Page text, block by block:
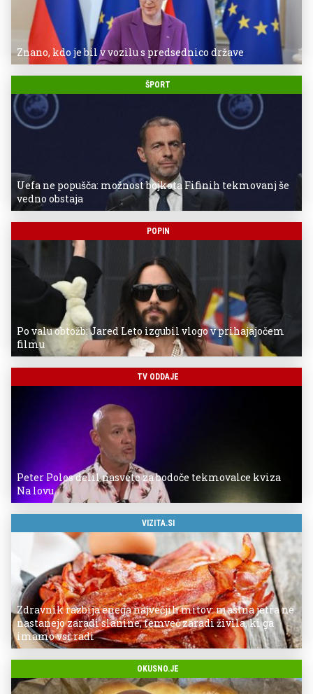
Znano, kdo je bil v vozilu s predsednico države
ŠPORT
Uefa ne popušča: možnost bojkota Fifinih tekmovanj še
vedno obstaja
POPIN
Po valu obtožb: Jared Leto izgubil vlogo v prihajajočem
filmu
TV ODDAJE
Peter Poles delil nasvete za bodoče tekmovalce kviza
Na lovu
VIZITA.SI
Zdravnik razbija enega največjih mitov: mastna jetra ne
nastanejo zaradi slanine, temveč zaradi živila, ki ga
imamo vsi radi
OKUSNO.JE